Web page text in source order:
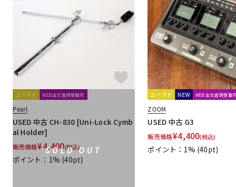
SOLD OUT
ユーズド WEB注文店頭受取可
Pearl
USED 中古 CH-830 [Uni-Lock Cymb
al Holder]
販売価格¥4,400(税込)
ポイント：1% (40pt)
ユーズド NEW WEB注文店頭受取
ZOOM
USED 中古 G3
販売価格¥4,400(税込)
ポイント：1% (40pt)